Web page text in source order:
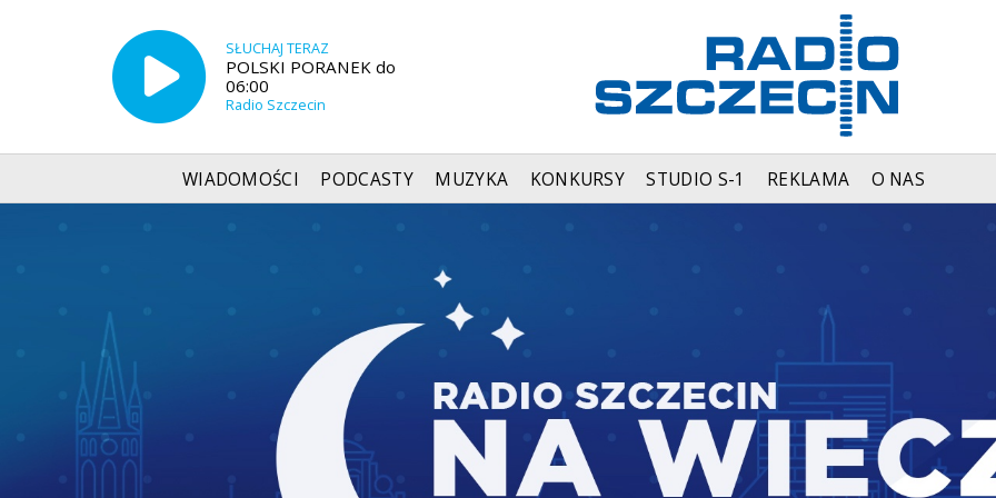
SŁUCHAJ TERAZ
POLSKI PORANEK do
06:00
Radio Szczecin
WIADOMOŚCI PODCASTY MUZYKA KONKURSY STUDIO S-1 REKLAMA O NAS